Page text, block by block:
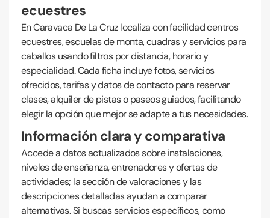
ecuestres
En Caravaca De La Cruz localiza con facilidad centros
ecuestres, escuelas de monta, cuadras y servicios para
caballos usando filtros por distancia, horario y
especialidad. Cada ficha incluye fotos, servicios
ofrecidos, tarifas y datos de contacto para reservar
clases, alquiler de pistas o paseos guiados, facilitando
elegir la opción que mejor se adapte a tus necesidades.
Información clara y comparativa
Accede a datos actualizados sobre instalaciones,
niveles de enseñanza, entrenadores y ofertas de
actividades; la sección de valoraciones y las
descripciones detalladas ayudan a comparar
alternativas. Si buscas servicios específicos, como